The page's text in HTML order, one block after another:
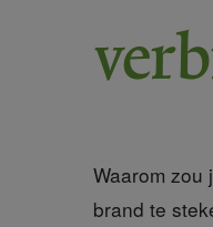
Waarom zou
brand te